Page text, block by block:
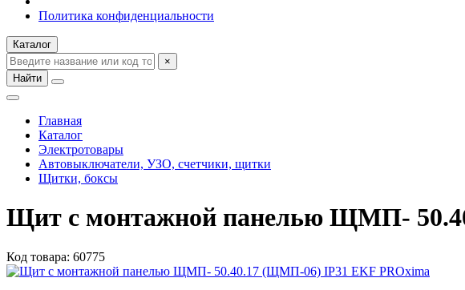
Политика конфиденциальности
Каталог
×
Найти
Главная
Каталог
Электротовары
Автовыключатели, УЗО, счетчики, щитки
Щитки, боксы
Щит с монтажной панелью ЩМП-
Код товара: 60775